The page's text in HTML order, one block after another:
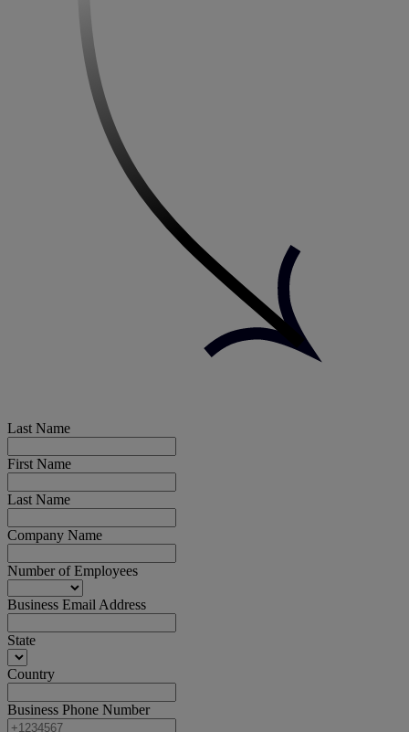
Last Name
First Name
Last Name
Company Name
Number of Employees
Business Email Address
State
Country
Business Phone Number